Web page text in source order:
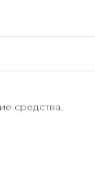
средства.